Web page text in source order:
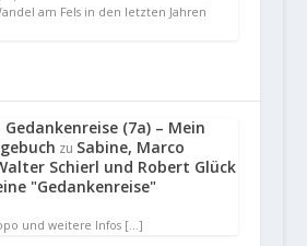
am Fels in den letzten Jahren
Gedankenreise (7a) – Mein
zu Sabine, Marco
Schierl und Robert Glück
"Gedankenreise"
und weitere Infos […]